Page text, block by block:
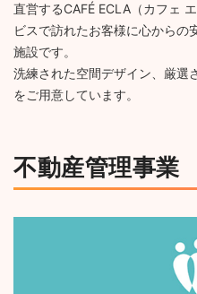
直営するCAFÉ ECLA（カフェ
ビスで訪れたお客様に心からの
施設です。
洗練された空間デザイン、厳選
をご用意しています。
不動産管理事業